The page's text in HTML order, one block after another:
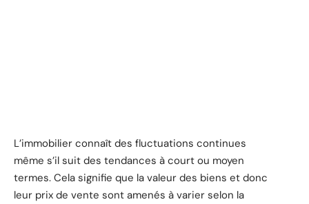
L’immobilier connaît des fluctuations continues
même s’il suit des tendances à court ou moyen
termes. Cela signifie que la valeur des biens et donc
leur prix de vente sont amenés à varier selon la